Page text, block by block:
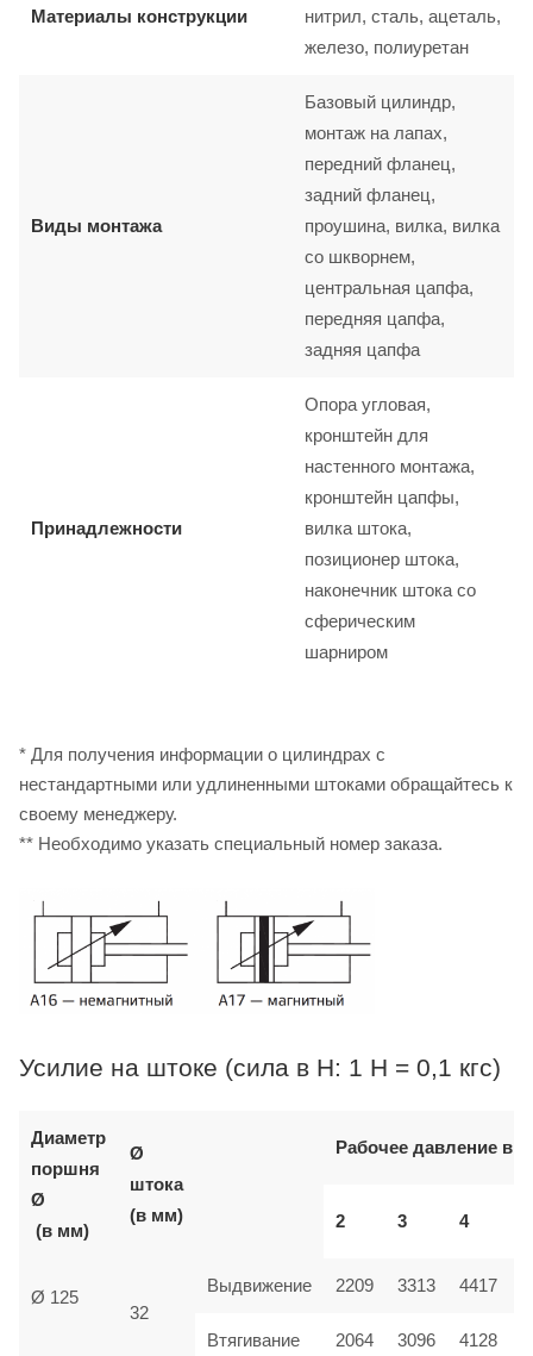
Материалы конструкции
нитрил, сталь, ацеталь,
железо, полиуретан
Виды монтажа
Базовый цилиндр,
монтаж на лапах,
передний фланец,
задний фланец,
проушина, вилка, вилка
со шкворнем,
центральная цапфа,
передняя цапфа,
задняя цапфа
Принадлежности
Опора угловая,
кронштейн для
настенного монтажа,
кронштейн цапфы,
вилка штока,
позиционер штока,
наконечник штока со
сферическим
шарниром
* Для получения информации о цилиндрах с
нестандартными или удлиненными штоками обращайтесь к
своему менеджеру.
** Необходимо указать специальный номер заказа.
Усилие на штоке (сила в Н: 1 Н = 0,1 кгс)
Диаметр
поршня
Ø
(в мм)
Ø
штока
(в мм)
Рабочее давление в
2 3 4
Ø 125
32
Выдвижение 2209 3313 4417
Втягивание 2064 3096 4128